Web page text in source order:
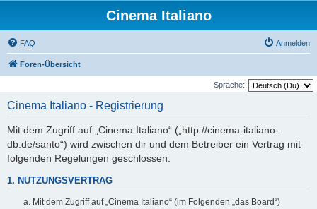
Cinema Italiano
FAQ Anmelden
Foren-Übersicht
Sprache:
Cinema Italiano - Registrierung
Mit dem Zugriff auf „Cinema Italiano“ („http://cinema-italiano-
db.de/santo“) wird zwischen dir und dem Betreiber ein Vertrag mit
folgenden Regelungen geschlossen:
1. NUTZUNGSVERTRAG
Mit dem Zugriff auf „Cinema Italiano“ (im Folgenden „das Board“)